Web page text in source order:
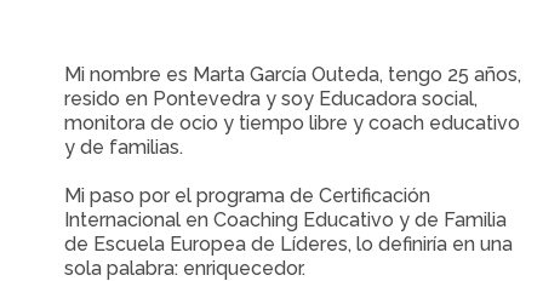
Mi nombre es Marta García Outeda, tengo 25 años,
resido en Pontevedra y soy Educadora social,
monitora de ocio y tiempo libre y coach educativo
y de familias.
Mi paso por el programa de Certificación
Internacional en Coaching Educativo y de Familia
de Escuela Europea de Líderes, lo definiría en una
sola palabra: enriquecedor.